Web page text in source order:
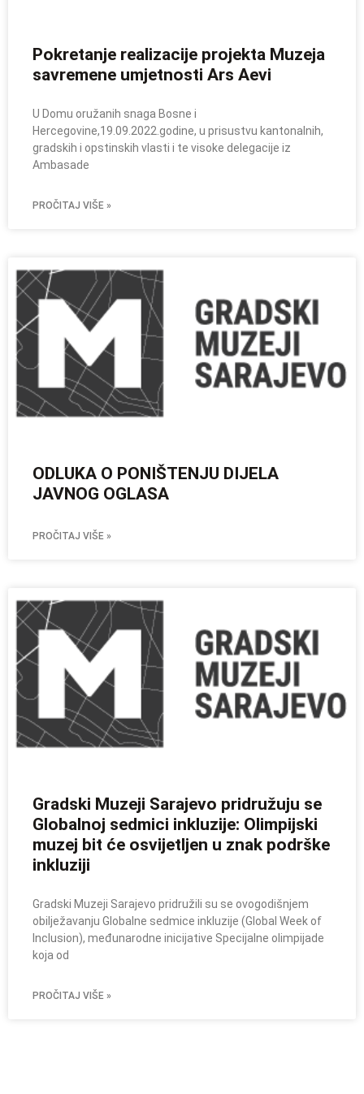
Pokretanje realizacije projekta Muzeja
savremene umjetnosti Ars Aevi
U Domu oružanih snaga Bosne i
Hercegovine,19.09.2022.godine, u prisustvu kantonalnih,
gradskih i opstinskih vlasti i te visoke delegacije iz
Ambasade
PROČITAJ VIŠE »
ODLUKA O PONIŠTENJU DIJELA
JAVNOG OGLASA
PROČITAJ VIŠE »
Gradski Muzeji Sarajevo pridružuju se
Globalnoj sedmici inkluzije: Olimpijski
muzej bit će osvijetljen u znak podrške
inkluziji
Gradski Muzeji Sarajevo pridružili su se ovogodišnjem
obilježavanju Globalne sedmice inkluzije (Global Week of
Inclusion), međunarodne inicijative Specijalne olimpijade
koja od
PROČITAJ VIŠE »